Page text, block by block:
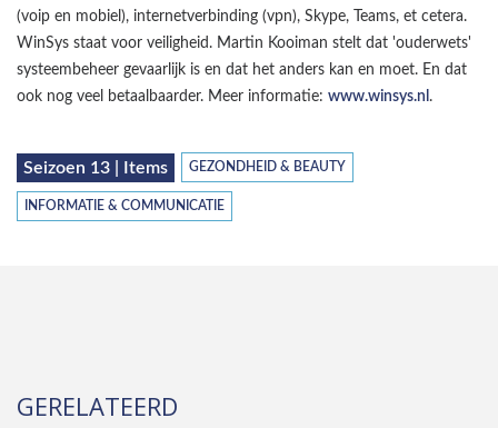
(voip en mobiel), internetverbinding (vpn), Skype, Teams, et cetera.
WinSys staat voor veiligheid. Martin Kooiman stelt dat 'ouderwets'
systeembeheer gevaarlijk is en dat het anders kan en moet. En dat
ook nog veel betaalbaarder. Meer informatie: www.winsys.nl .
Seizoen 13 | Items GEZONDHEID & BEAUTY
INFORMATIE & COMMUNICATIE
GERELATEERD